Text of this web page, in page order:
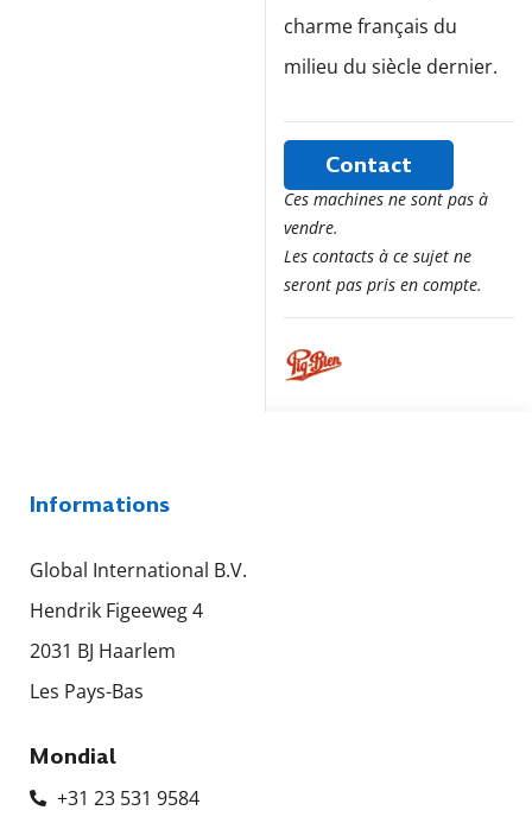
charme français du
milieu du siècle dernier.
Ces machines ne sont pas à
vendre.
Les contacts à ce sujet ne
seront pas pris en compte.
Contact
Informations
Global International B.V.
Hendrik Figeeweg 4
2031 BJ Haarlem
Les Pays-Bas
Mondial
+31 23 531 9584